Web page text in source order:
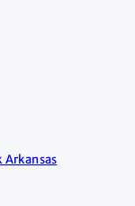
Arkansas